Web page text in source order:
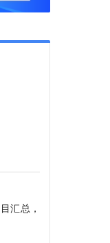
汇总，